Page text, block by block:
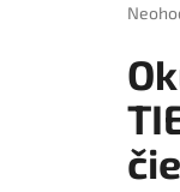
je
0,0
5